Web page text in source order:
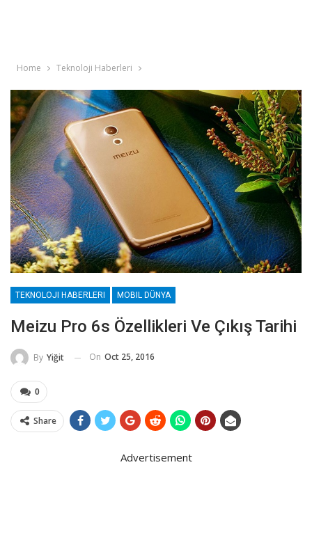
Home Teknoloji Haberleri
TEKNOLOJI HABERLERI MOBIL DÜNYA
Meizu Pro 6s Özellikleri Ve Çıkış Tarihi
By Yiğit On Oct 25, 2016
0
Share
Advertisement